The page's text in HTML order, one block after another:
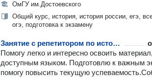
ОмГУ им.Достоевского
Общий курс, история, история россии, егэ,
огэ, подготовка к экзамену
Занятие с репетитором по истории
Помогу легко и интересно освоить
доступным языком. Подготовлю к важным
помогу повысить текущую